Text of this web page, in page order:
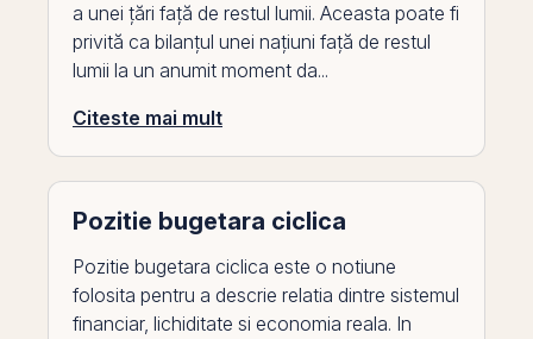
a unei țări față de restul lumii. Aceasta poate fi
privită ca bilanțul unei națiuni față de restul
lumii la un anumit moment da...
Citeste mai mult
Pozitie bugetara ciclica
Pozitie bugetara ciclica este o notiune
folosita pentru a descrie relatia dintre sistemul
financiar, lichiditate si economia reala. In